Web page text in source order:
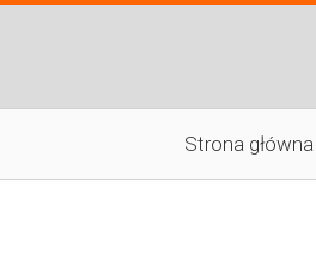
Strona główna